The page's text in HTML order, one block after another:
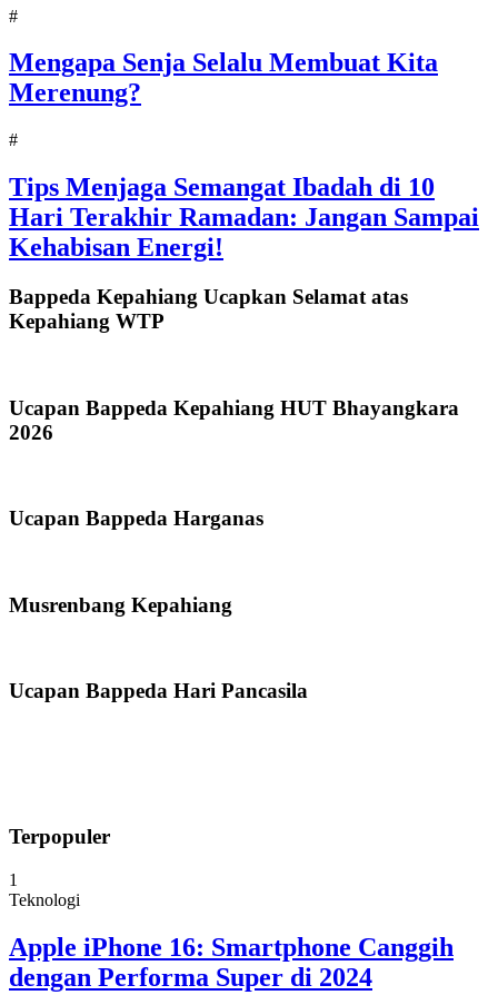
#
Mengapa Senja Selalu Membuat Kita
Merenung?
#
Tips Menjaga Semangat Ibadah di 10
Hari Terakhir Ramadan: Jangan Sampai
Kehabisan Energi!
Bappeda Kepahiang Ucapkan Selamat atas
Kepahiang WTP
Ucapan Bappeda Kepahiang HUT Bhayangkara
2026
Ucapan Bappeda Harganas
Musrenbang Kepahiang
Ucapan Bappeda Hari Pancasila
Terpopuler
1
Teknologi
Apple iPhone 16: Smartphone Canggih
dengan Performa Super di 2024